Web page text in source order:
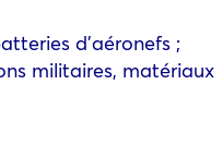
d’aéronefs ;
militaires, matériaux